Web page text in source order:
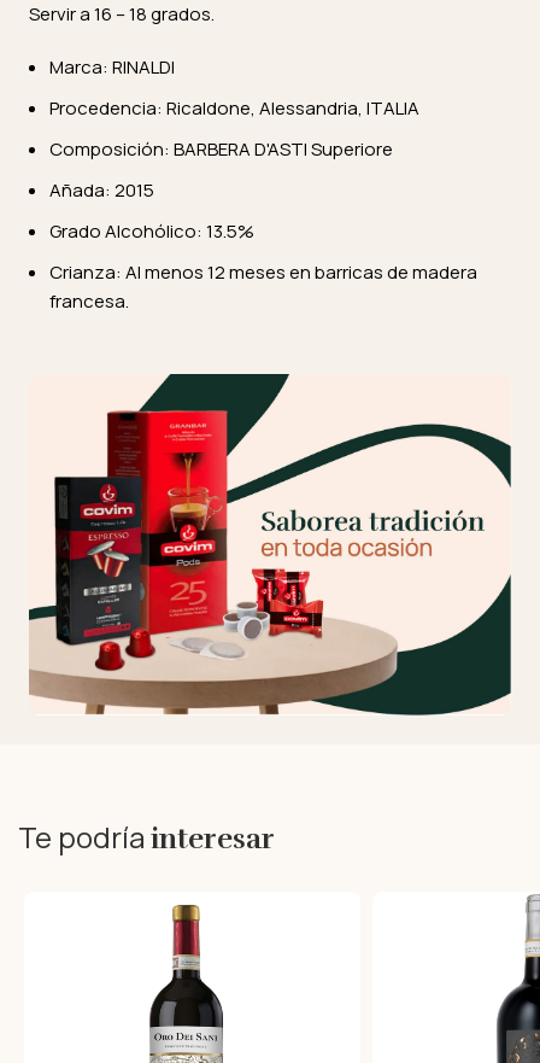
Servir a 16 – 18 grados.
Marca: RINALDI
Procedencia: Ricaldone, Alessandria, ITALIA
Composición: BARBERA D'ASTI Superiore
Añada: 2015
Grado Alcohólico: 13.5%
Crianza: Al menos 12 meses en barricas de madera
francesa.
Te podría interesar